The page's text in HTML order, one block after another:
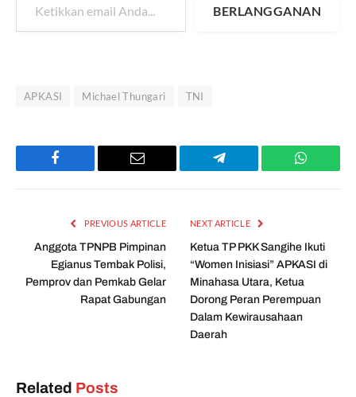
BERLANGGANAN
APKASI Michael Thungari TNI
Facebook Email Telegram
PREVIOUS ARTICLE
Anggota TPNPB Pimpinan
Egianus Tembak Polisi,
Pemprov dan Pemkab Gelar
Rapat Gabungan
NEXT ARTICLE
Ketua TP PKK Sangihe Ikuti
“Women Inisiasi” APKASI di
Minahasa Utara, Ketua
Dorong Peran Perempuan
Dalam Kewirausahaan
Daerah
Related Posts